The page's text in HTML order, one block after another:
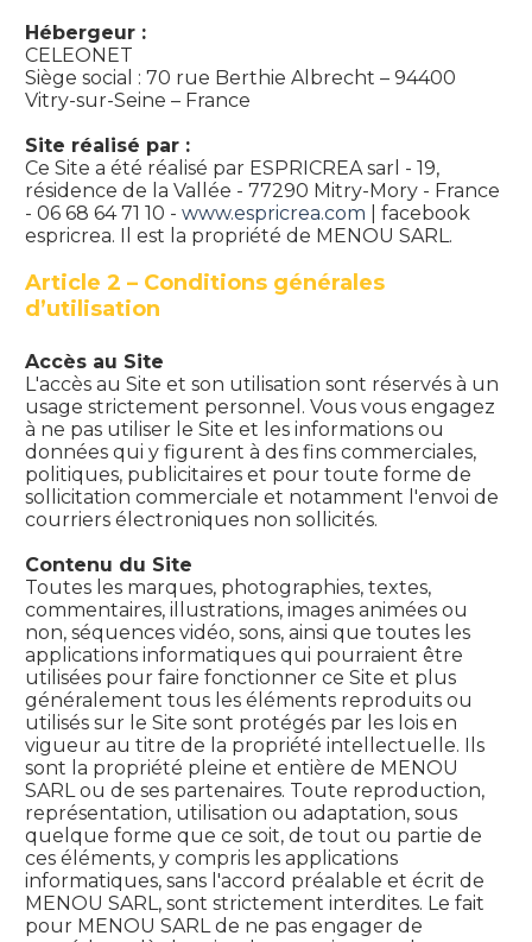
Hébergeur :
CELEONET
Siège social : 70 rue Berthie Albrecht – 94400
Vitry-sur-Seine – France
Site réalisé par :
Ce Site a été réalisé par ESPRICREA sarl - 19,
résidence de la Vallée - 77290 Mitry-Mory - France
- 06 68 64 71 10 - www.espricrea.com | facebook
espricrea. Il est la propriété de MENOU SARL.
Article 2 – Conditions générales
d’utilisation
Accès au Site
L'accès au Site et son utilisation sont réservés à un
usage strictement personnel. Vous vous engagez
à ne pas utiliser le Site et les informations ou
données qui y figurent à des fins commerciales,
politiques, publicitaires et pour toute forme de
sollicitation commerciale et notamment l'envoi de
courriers électroniques non sollicités.
Contenu du Site
Toutes les marques, photographies, textes,
commentaires, illustrations, images animées ou
non, séquences vidéo, sons, ainsi que toutes les
applications informatiques qui pourraient être
utilisées pour faire fonctionner ce Site et plus
généralement tous les éléments reproduits ou
utilisés sur le Site sont protégés par les lois en
vigueur au titre de la propriété intellectuelle. Ils
sont la propriété pleine et entière de MENOU
SARL ou de ses partenaires. Toute reproduction,
représentation, utilisation ou adaptation, sous
quelque forme que ce soit, de tout ou partie de
ces éléments, y compris les applications
informatiques, sans l'accord préalable et écrit de
MENOU SARL, sont strictement interdites. Le fait
pour MENOU SARL de ne pas engager de